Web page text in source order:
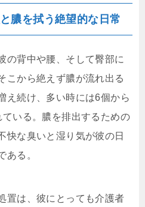
膿を拭う絶望的な日常
の背中や腰、そして臀部に
こから絶えず膿が流れ出る
え続け、多い時には6個から
いる。膿を排出するための
快な臭いと湿り気が彼の日
ある。
置は、彼にとっても介護者